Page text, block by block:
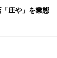
庄や」を業態